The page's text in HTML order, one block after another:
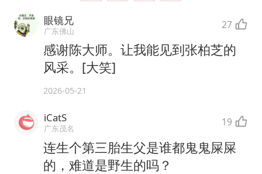
眼镜兄
广东佛山 27
感谢陈大师。让我能见到张柏芝的
风采。[大笑]
2026-05-21
iCatS
广东茂名 19
连生个第三胎生父是谁都鬼鬼屎屎
的，难道是野生的吗？